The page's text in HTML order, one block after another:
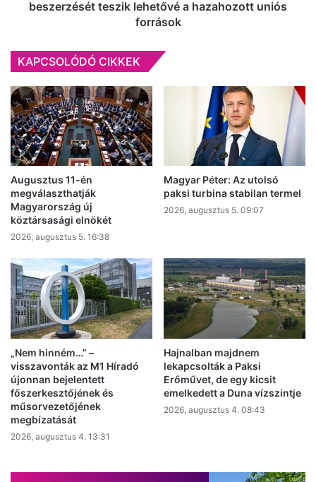
beszerzését teszik lehetővé a hazahozott uniós
források
KAPCSOLÓDÓ CIKKEK
Augusztus 11-én
megválaszthatják
Magyarország új
köztársasági elnökét
2026, augusztus 5. 16:38
Magyar Péter: Az utolsó
paksi turbina stabilan termel
2026, augusztus 5. 09:07
„Nem hinném…” –
visszavonták az M1 Híradó
újonnan bejelentett
főszerkesztőjének és
műsorvezetőjének
megbízatását
2026, augusztus 4. 13:31
Hajnalban majdnem
lekapcsolták a Paksi
Erőművet, de egy kicsit
emelkedett a Duna vízszintje
2026, augusztus 4. 08:43